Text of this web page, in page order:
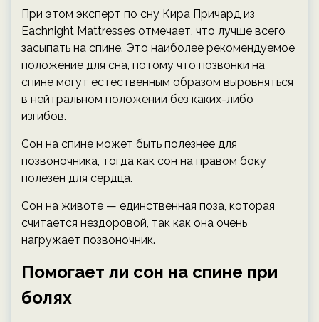
При этом эксперт по сну Кира Причард из
Eachnight Mattresses отмечает, что лучше всего
засыпать на спине. Это наиболее рекомендуемое
положение для сна, потому что позвонки на
спине могут естественным образом выровняться
в нейтральном положении без каких-либо
изгибов.
Сон на спине может быть полезнее для
позвоночника, тогда как сон на правом боку
полезен для сердца.
Сон на животе — единственная поза, которая
считается нездоровой, так как она очень
нагружает позвоночник.
Помогает ли сон на спине при
болях